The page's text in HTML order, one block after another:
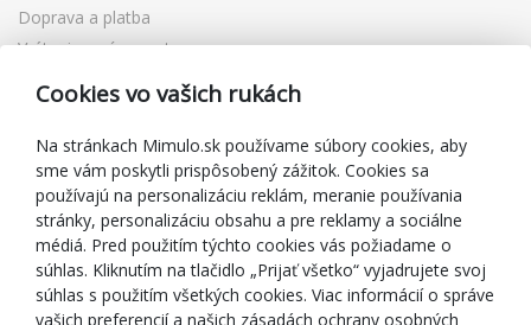
Doprava a platba
Vrátenie a výmena tovaru
Reklamácia
Zľavové kupóny
Blog
O predajcovi
Mimulo.sk
Obchodné podmienky
Ochrana osobných údajov GDPR
Cookies vo vašich rukách
Na stránkach Mimulo.sk používame súbory cookies, aby
sme vám poskytli prispôsobený zážitok. Cookies sa
používajú na personalizáciu reklám, meranie používania
stránky, personalizáciu obsahu a pre reklamy a sociálne
médiá. Pred použitím týchto cookies vás požiadame o
súhlas. Kliknutím na tlačidlo „Prijať všetko“ vyjadrujete svoj
súhlas s použitím všetkých cookies. Viac informácií o správe
vašich preferencií a našich zásadách ochrany osobných